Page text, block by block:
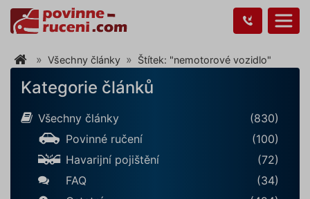
Všechny články Štítek: "nemotorové vozidlo"
Kategorie článků
Všechny články
(830)
Povinné ručení
(100)
Havarijní pojištění
(72)
FAQ
(34)